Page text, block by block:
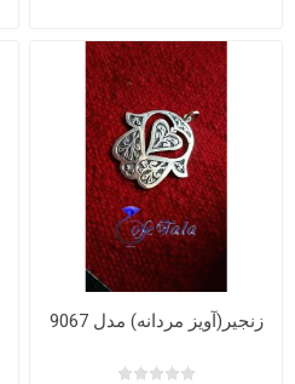
زنجیر(آویز مردانه) مدل 9067